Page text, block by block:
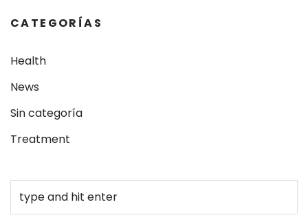
CATEGORÍAS
Health
News
Sin categoría
Treatment